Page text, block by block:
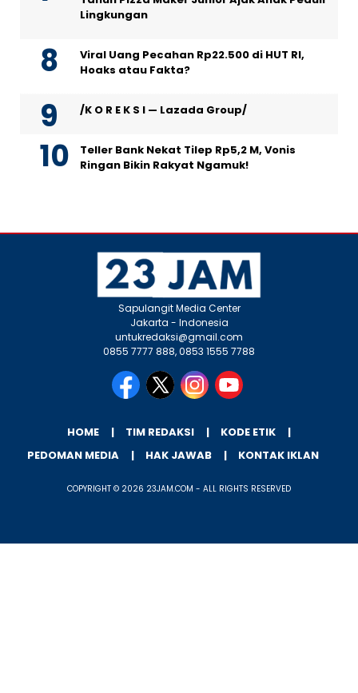
Lingkungan
Viral Uang Pecahan Rp22.500 di HUT RI,
Hoaks atau Fakta?
/K O R E K S I — Lazada Group/
Teller Bank Nekat Tilep Rp5,2 M, Vonis
Ringan Bikin Rakyat Ngamuk!
Sapulangit Media Center
Jakarta - Indonesia
untukredaksi@gmail.com
0855 7777 888, 0853 1555 7788
HOME TIM REDAKSI
KODE ETIK
PEDOMAN MEDIA
HAK JAWAB KONTAK IKLAN
COPYRIGHT © 2026 23JAM.COM - ALL RIGHTS RESERVED